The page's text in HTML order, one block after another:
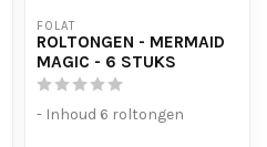
FOLAT
ROLTONGEN - MERMAID
MAGIC - 6 STUKS
- Inhoud 6 roltongen